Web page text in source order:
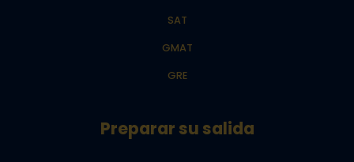
SAT
GMAT
GRE
Preparar su salida